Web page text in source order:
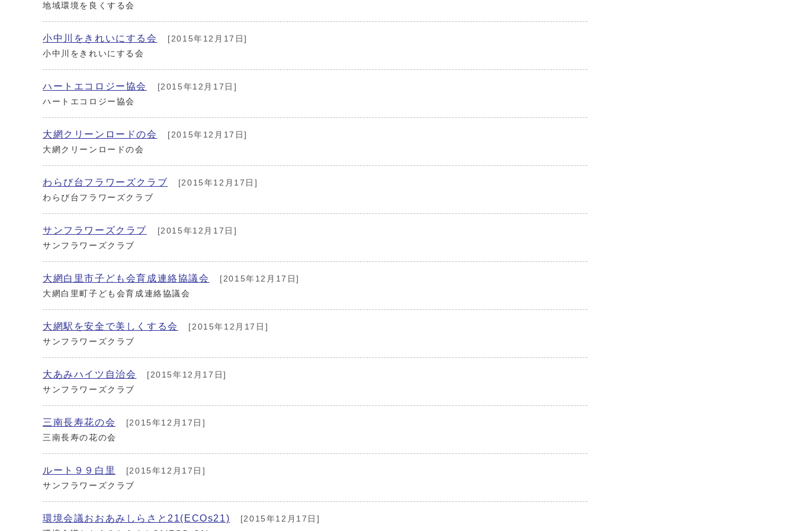
地域環境を良くする会
小中川をきれいにする会
[2015年12月17日]
小中川をきれいにする会
ハートエコロジー協会
[2015年12月17日]
ハートエコロジー協会
大網クリーンロードの会
[2015年12月17日]
大網クリーンロードの会
わらび台フラワーズクラブ
[2015年12月17日]
わらび台フラワーズクラブ
サンフラワーズクラブ
[2015年12月17日]
サンフラワーズクラブ
大網白里市子ども会育成連絡協議会
[2015年12月17日]
大網白里町子ども会育成連絡協議会
大網駅を安全で美しくする会
[2015年12月17日]
サンフラワーズクラブ
大あみハイツ自治会
[2015年12月17日]
サンフラワーズクラブ
三南長寿花の会
[2015年12月17日]
三南長寿の花の会
ルート９９白里
[2015年12月17日]
サンフラワーズクラブ
環境会議おおあみしらさと21(ECOs21)
[2015年12月17日]